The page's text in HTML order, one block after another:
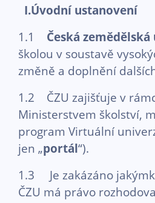
I.Úvodní ustanovení
1.1 Česká
školou v soustavě
změně a doplnění
1.2 ČZU zajišťuje v
Ministerstvem školství,
program Virtuální
jen „portál“).
1.3 Je zakázáno
ČZU má právo